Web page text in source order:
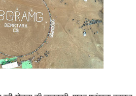
योजना की जानकारी, मानव श्रृंखला बनाकर